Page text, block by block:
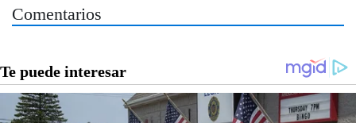
Comentarios